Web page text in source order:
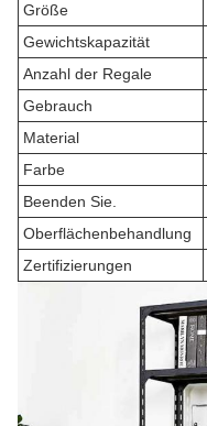
Größe
Gewichtskapazität
Anzahl der Regale
Gebrauch
Material
Farbe
Beenden Sie.
Oberflächenbehandlung
Zertifizierungen